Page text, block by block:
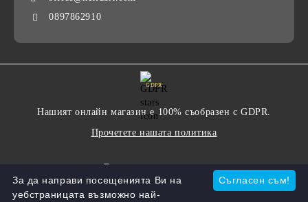
0897862910
GDPR
Нашият онлайн магазин е 100% съобразен с GDPR.
Прочетете нашата политика
Съгласен съм!
За да направи посещенията Ви на
уебстраницата възможно най-